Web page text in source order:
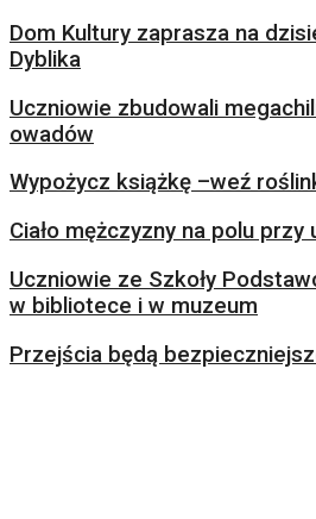
Dom Kultury zaprasza na
Dyblika
Uczniowie zbudowali
owadów
Wypożycz książkę –weź
Ciało mężczyzny na polu
Uczniowie ze Szkoły
w bibliotece i w muzeum
Przejścia będą